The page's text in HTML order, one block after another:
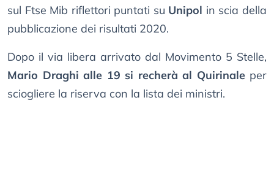
sul Ftse Mib riflettori puntati su Unipol in scia della
pubblicazione dei risultati 2020.
Dopo il via libera arrivato dal Movimento 5 Stelle,
Mario Draghi alle 19 si recherà al Quirinaleper
sciogliere la riserva con la lista dei ministri.